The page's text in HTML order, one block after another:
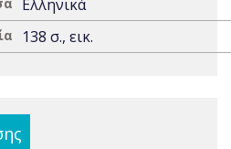
Ελληνικά
138 σ., εικ.